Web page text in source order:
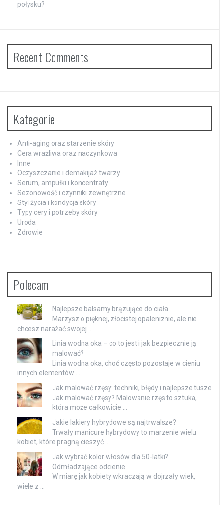
połysku?
Recent Comments
Kategorie
Anti-aging oraz starzenie skóry
Cera wrażliwa oraz naczynkowa
Inne
Oczyszczanie i demakijaż twarzy
Serum, ampułki i koncentraty
Sezonowość i czynniki zewnętrzne
Styl życia i kondycja skóry
Typy cery i potrzeby skóry
Uroda
Zdrowie
Polecam
Najlepsze balsamy brązujące do ciała
Marzysz o pięknej, złocistej opaleniznie, ale nie
chcesz narażać swojej …
Linia wodna oka – co to jest i jak bezpiecznie ją
malować?
Linia wodna oka, choć często pozostaje w cieniu
innych elementów …
Jak malować rzęsy: techniki, błędy i najlepsze tusze
Jak malować rzęsy? Malowanie rzęs to sztuka,
która może całkowicie …
Jakie lakiery hybrydowe są najtrwalsze?
Trwały manicure hybrydowy to marzenie wielu
kobiet, które pragną cieszyć …
Jak wybrać kolor włosów dla 50-latki?
Odmładzające odcienie
W miarę jak kobiety wkraczają w dojrzały wiek,
wiele z …